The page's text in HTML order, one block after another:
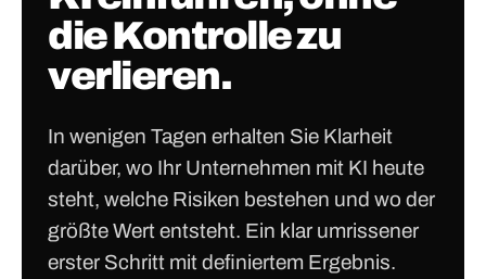
die Kontrolle zu
verlieren.
In wenigen Tagen erhalten Sie Klarheit
darüber, wo Ihr Unternehmen mit KI heute
steht, welche Risiken bestehen und wo der
größte Wert entsteht. Ein klar umrissener
erster Schritt mit definiertem Ergebnis.